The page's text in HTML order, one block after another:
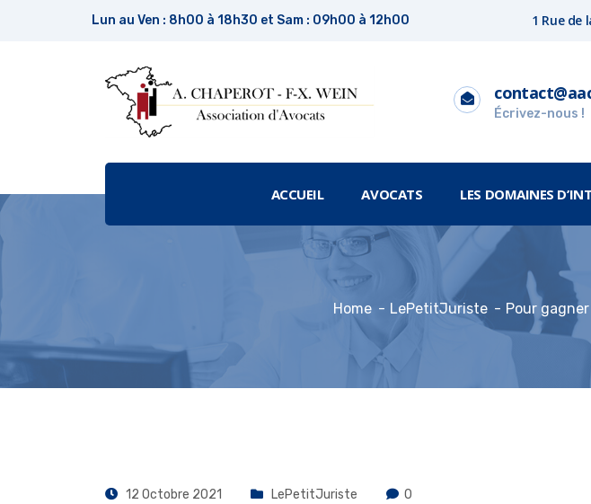
Lun au Ven : 8h00 à 18h30 et Sam : 09h00 à 12h00 1 Rue de
Écrivez-nous !
ACCUEIL AVOCATS LES DOMAINES
Home LePetitJuriste Pour
12 Octobre 2021 LePetitJuriste 0